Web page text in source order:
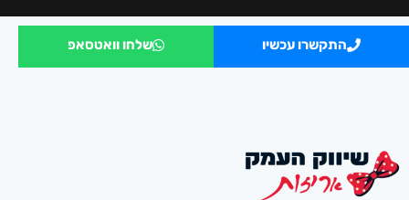
התקשרו עכשיו שלחו וואטסאפ